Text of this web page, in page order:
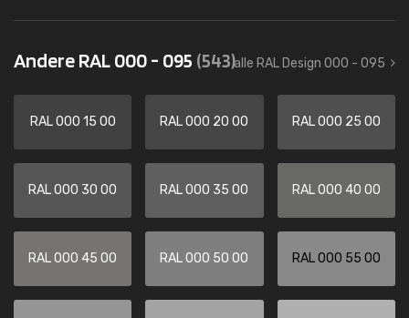
Andere RAL 000 - 095 (543)alle RAL Design 000 - 095
RAL 000 15 00 RAL 000 20 00 RAL 000 25 00
RAL 000 30 00 RAL 000 35 00 RAL 000 40 00
RAL 000 45 00 RAL 000 50 00 RAL 000 55 00